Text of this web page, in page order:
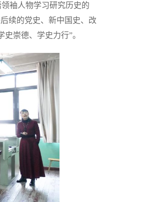
袖人物学习研究历史的
续的党史、新中国史、改
崇德、学史力行”。